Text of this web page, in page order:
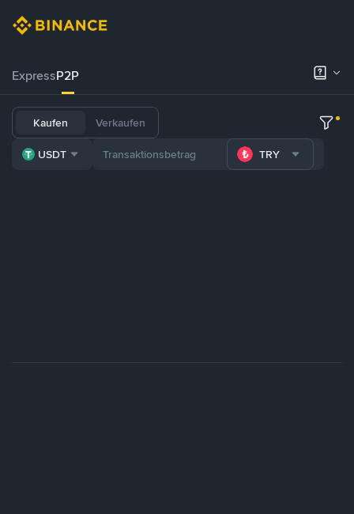
ExpressP2P
Kaufen Verkaufen
USDT TRY